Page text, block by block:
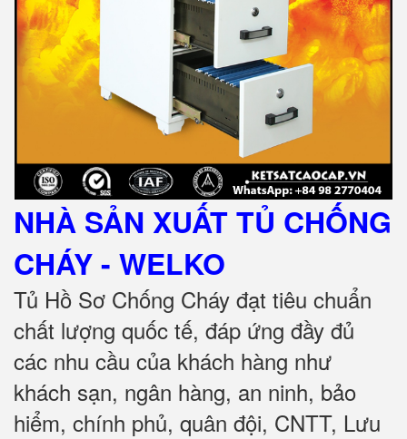
NHÀ SẢN XUẤT TỦ CHỐNG
CHÁY- WELKO
Tủ Hồ Sơ Chống Cháy đạt tiêu chuẩn
chất lượng quốc tế, đáp ứng đầy đủ
các nhu cầu của khách hàng như
khách sạn, ngân hàng, an ninh, bảo
hiểm, chính phủ, quân đội, CNTT, Lưu